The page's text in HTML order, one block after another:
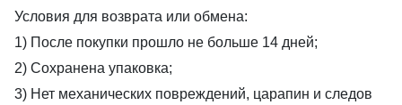
Условия для возврата или обмена:
1) После покупки прошло не больше 14 дней;
2) Сохранена упаковка;
3) Нет механических повреждений, царапин и следов